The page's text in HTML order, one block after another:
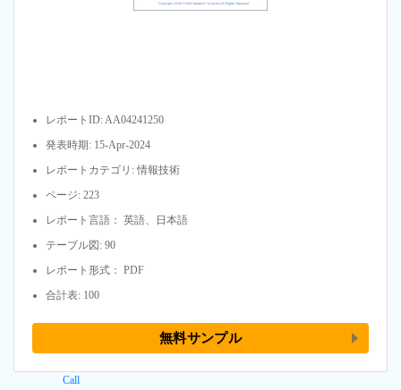
レポートID: AA04241250
発表時期: 15-Apr-2024
レポートカテゴリ: 情報技術
ページ: 223
レポート言語： 英語、日本語
テーブル図: 90
レポート形式： PDF
合計表: 100
無料サンプル
Call